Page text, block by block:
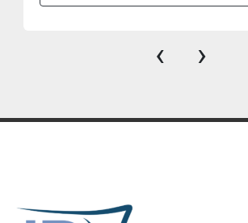
‹ ›